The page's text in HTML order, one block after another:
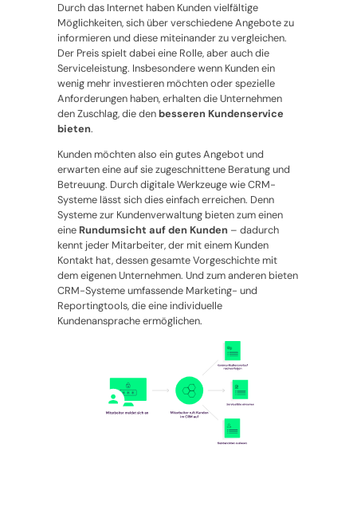
Durch das Internet haben Kunden vielfältige
Möglichkeiten, sich über verschiedene Angebote zu
informieren und diese miteinander zu vergleichen.
Der Preis spielt dabei eine Rolle, aber auch die
Serviceleistung. Insbesondere wenn Kunden ein
wenig mehr investieren möchten oder spezielle
Anforderungen haben, erhalten die Unternehmen
den Zuschlag, die denbesseren Kundenservice
bieten.
Kunden möchten also ein gutes Angebot und
erwarten eine auf sie zugeschnittene Beratung und
Betreuung. Durch digitale Werkzeuge wie CRM-
Systeme lässt sich dies einfach erreichen. Denn
Systeme zur Kundenverwaltung bieten zum einen
eine Rundumsicht auf den Kunden – dadurch
kennt jeder Mitarbeiter, der mit einem Kunden
Kontakt hat, dessen gesamte Vorgeschichte mit
dem eigenen Unternehmen. Und zum anderen bieten
CRM-Systeme umfassende Marketing- und
Reportingtools, die eine individuelle
Kundenansprache ermöglichen.